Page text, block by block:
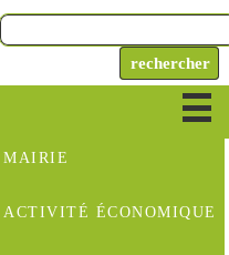
MAIRIE
ACTIVITÉ ÉCONOMIQUE